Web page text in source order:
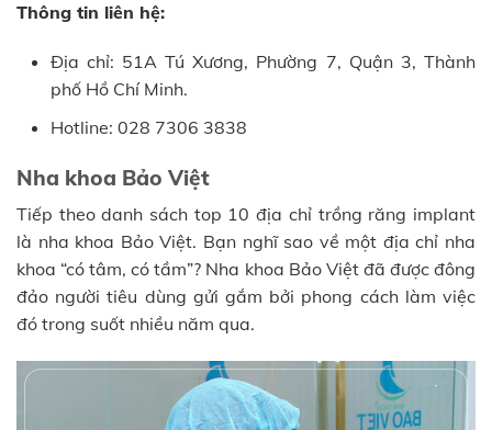
Thông tin liên hệ:
Địa chỉ: 51A Tú Xương, Phường 7, Quận 3, Thành
phố Hồ Chí Minh.
Hotline: 028 7306 3838
Nha khoa Bảo Việt
Tiếp theo danh sách top 10 địa chỉ trồng răng implant
là nha khoa Bảo Việt. Bạn nghĩ sao về một địa chỉ nha
khoa “có tâm, có tầm”? Nha khoa Bảo Việt đã được đông
đảo người tiêu dùng gửi gắm bởi phong cách làm việc
đó trong suốt nhiều năm qua.